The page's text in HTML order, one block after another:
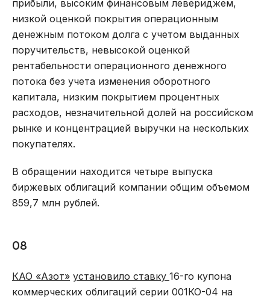
прибыли, высоким финансовым левериджем,
низкой оценкой покрытия операционным
денежным потоком долга с учетом выданных
поручительств, невысокой оценкой
рентабельности операционного денежного
потока без учета изменения оборотного
капитала, низким покрытием процентных
расходов, незначительной долей на российском
рынке и концентрацией выручки на нескольких
покупателях.
В обращении находится четыре выпуска
биржевых облигаций компании общим объемом
859,7 млн рублей.
08
КАО «Азот» установило ставку 16-го купона
коммерческих облигаций серии 001КО-04 на